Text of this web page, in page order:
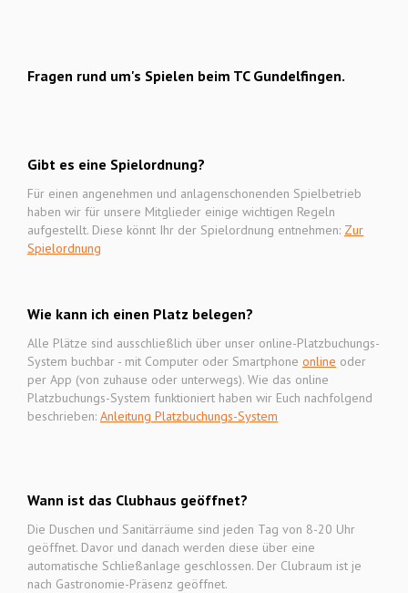
Fragen rund um's Spielen beim TC Gundelfingen.
Gibt es eine Spielordnung?
Für einen angenehmen und anlagenschonenden Spielbetrieb
haben wir für unsere Mitglieder einige wichtigen Regeln
aufgestellt. Diese könnt Ihr der Spielordnung entnehmen: Zur
Spielordnung
Wie kann ich einen Platz belegen?
Alle Plätze sind ausschließlich über unser online-Platzbuchungs-
System buchbar - mit Computer oder Smartphone online oder
per App (von zuhause oder unterwegs). Wie das online
Platzbuchungs-System funktioniert haben wir Euch nachfolgend
beschrieben: Anleitung Platzbuchungs-System
Wann ist das Clubhaus geöffnet?
Die Duschen und Sanitärräume sind jeden Tag von 8-20 Uhr
geöffnet. Davor und danach werden diese über eine
automatische Schließanlage geschlossen. Der Clubraum ist je
nach Gastronomie-Präsenz geöffnet.